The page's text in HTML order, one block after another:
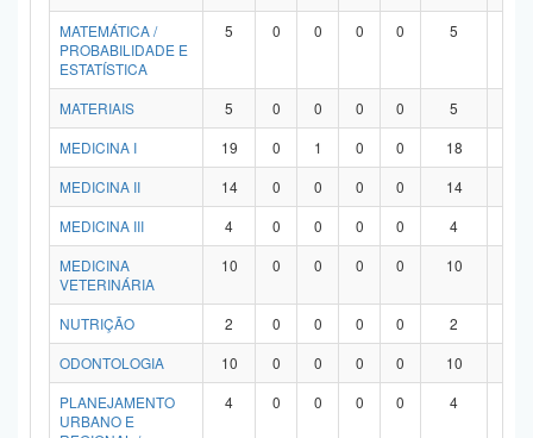
MATEMÁTICA /
PROBABILIDADE E
ESTATÍSTICA
5 0 0 0 0 5
MATERIAIS 5 0 0 0 0 5
MEDICINA I
19 0 1 0 0 18
MEDICINA II
14 0 0 0 0 14
MEDICINA III
4 0 0 0 0 4
MEDICINA
VETERINÁRIA
10 0 0 0 0 10
NUTRIÇÃO 2 0 0 0 0 2
ODONTOLOGIA
10 0 0 0 0 10
PLANEJAMENTO
URBANO E
4 0 0 0 0 4